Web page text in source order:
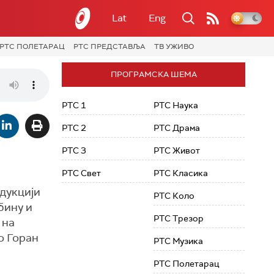
Lat Eng
РТС ПОЛЕТАРАЦ РТС ПРЕДСТАВЉА ТВ УЖИВО
и
Горан
ПРОГРАМСКА ШЕМА
РТС 1
РТС 2
РТС 3
РТС Свет
РТС Наука
РТС Драма
РТС Живот
РТС Класика
РТС Коло
РТС Трезор
РТС Музика
РТС Полетарац